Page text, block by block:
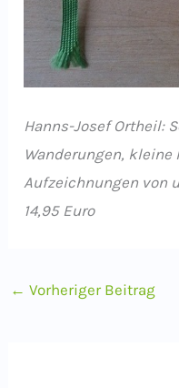
Hanns-Josef Ortheil:
Wanderungen, kleine
Aufzeichnungen von
14,95 Euro
← Vorheriger Beitrag